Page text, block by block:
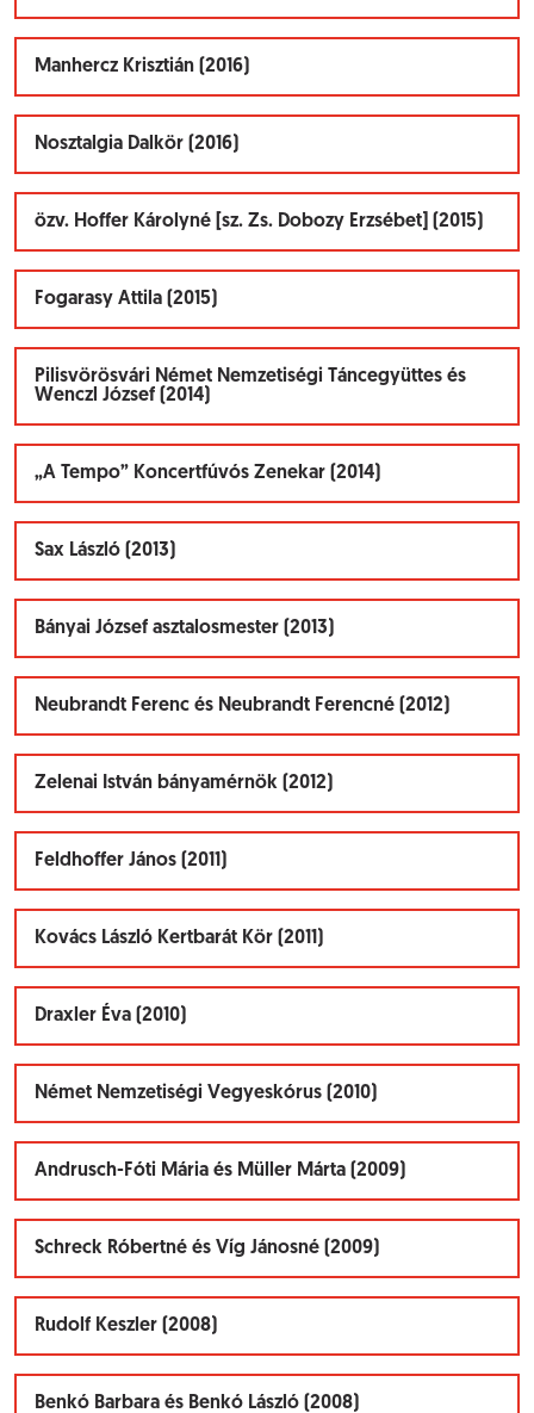
Manhercz Krisztián (2016)
Nosztalgia Dalkör (2016)
özv. Hoffer Károlyné [sz. Zs. Dobozy Erzsébet] (2015)
Fogarasy Attila (2015)
Pilisvörösvári Német Nemzetiségi Táncegyüttes és
Wenczl József (2014)
„A Tempo” Koncertfúvós Zenekar (2014)
Sax László (2013)
Bányai József asztalosmester (2013)
Neubrandt Ferenc és Neubrandt Ferencné (2012)
Zelenai István bányamérnök (2012)
Feldhoffer János (2011)
Kovács László Kertbarát Kör (2011)
Draxler Éva (2010)
Német Nemzetiségi Vegyeskórus (2010)
Andrusch-Fóti Mária és Müller Márta (2009)
Schreck Róbertné és Víg Jánosné (2009)
Rudolf Keszler (2008)
Benkó Barbara és Benkó László (2008)